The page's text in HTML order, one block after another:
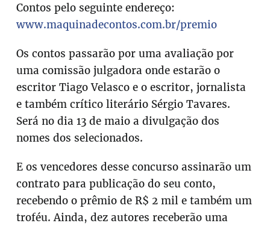
Contos pelo seguinte endereço:
www.maquinadecontos.com.br/premio
Os contos passarão por uma avaliação por
uma comissão julgadora onde estarão o
escritor Tiago Velasco e o escritor, jornalista
e também crítico literário Sérgio Tavares.
Será no dia 13 de maio a divulgação dos
nomes dos selecionados.
E os vencedores desse concurso assinarão um
contrato para publicação do seu conto,
recebendo o prêmio de R$ 2 mil e também um
troféu. Ainda, dez autores receberão uma